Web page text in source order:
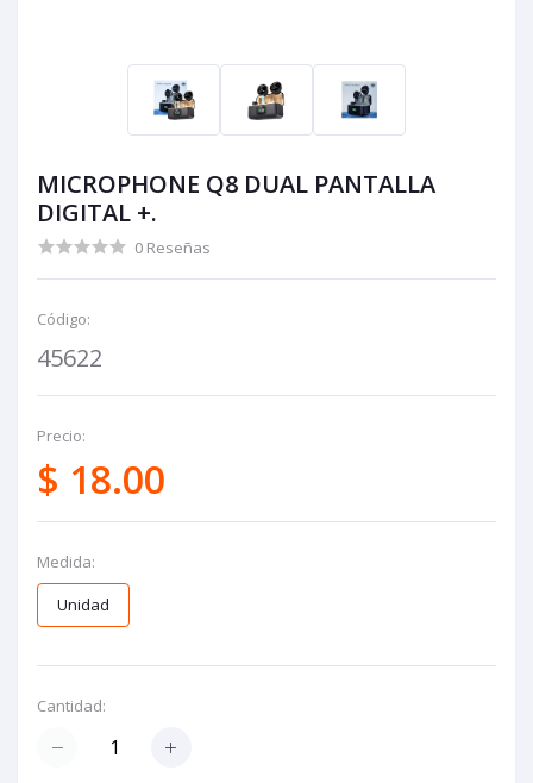
MICROPHONE Q8 DUAL PANTALLA
DIGITAL +.
0 Reseñas
Código:
45622
Precio:
$ 18.00
Medida:
Unidad
Cantidad: